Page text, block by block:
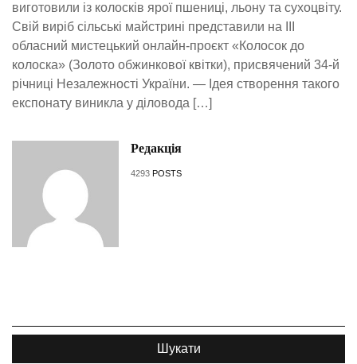
виготовили із колосків ярої пшениці, льону та сухоцвіту.
Свій виріб сільські майстрині представили на ІІІ
обласний мистецький онлайн-проєкт «Колосок до
колоска» (Золото обжинкової квітки), присвячений 34-й
річниці Незалежності України. — Ідея створення такого
експонату виникла у діловода […]
Редакція
4293 POSTS